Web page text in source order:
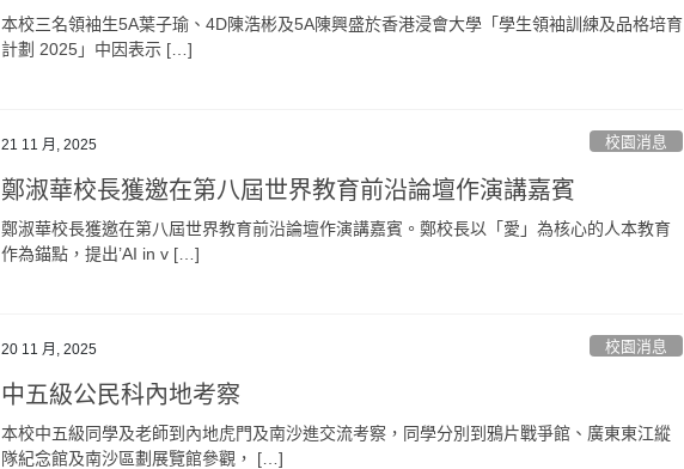
本校三名領袖生5A葉子瑜、4D陳浩彬及5A陳興盛於香港浸會大學「學生領袖訓練及品格培育
計劃 2025」中因表示 […]
21 11 月, 2025 校園消息
鄭淑華校長獲邀在第八屆世界教育前沿論壇作演講嘉賓
鄭淑華校長獲邀在第八屆世界教育前沿論壇作演講嘉賓。鄭校長以「愛」為核心的人本教育
作為錨點，提出’AI in v […]
20 11 月, 2025 校園消息
中五級公民科內地考察
本校中五級同學及老師到內地虎門及南沙進交流考察，同學分別到鴉片戰爭館、廣東東江縱
隊紀念館及南沙區劃展覽館參觀， […]